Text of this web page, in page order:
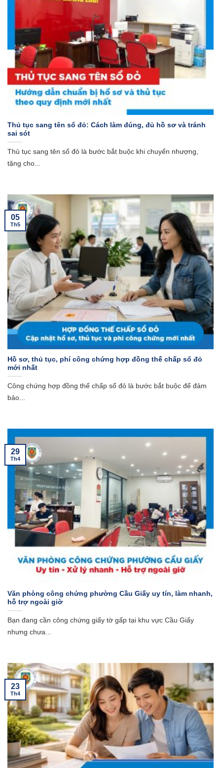
Thủ tục sang tên sổ đỏ: Cách làm đúng, đủ hồ sơ và tránh
sai sót
Thủ tục sang tên sổ đỏ là bước bắt buộc khi chuyển nhượng,
tặng cho...
Hồ sơ, thủ tục, phí công chứng hợp đồng thế chấp sổ đỏ
mới nhất
Công chứng hợp đồng thế chấp sổ đỏ là bước bắt buộc để đảm
bảo...
05
Th5
Văn phòng công chứng phường Cầu Giấy uy tín, làm nhanh,
hỗ trợ ngoài giờ
Bạn đang cần công chứng giấy tờ gấp tại khu vực Cầu Giấy
nhưng chưa...
29
Th4
23
Th4